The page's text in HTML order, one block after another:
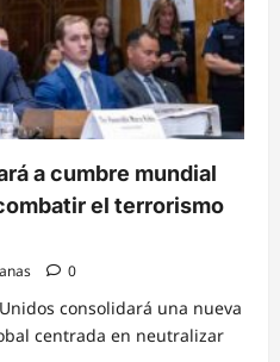
a cumbre mundial
el terrorismo
0
consolidará una nueva
centrada en neutralizar